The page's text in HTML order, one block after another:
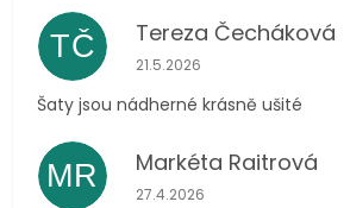
TČ Tereza Čecháková
Hodnocení obchodu je 5 z
21.5.2026
Šaty jsou nádherné krásně ušité
MR Markéta Raitrová
Hodnocení obchodu je 5 z
27.4.2026